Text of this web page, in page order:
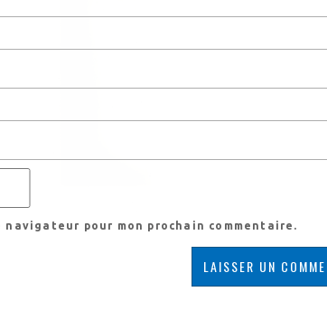
pour mon prochain commentaire.